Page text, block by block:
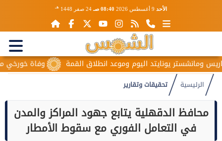
الأحد 08:40 صـ 24 صفر 1448 هـ
وفاة خورخي ميسي والد نجم يونايتد اليوم وموعد انطلاق القمة
الرئيسية تحقيقات وتقارير
محافظ الدقهلية يتابع جهود المراكز والمدن
في التعامل الفوري مع سقوط الأمطار